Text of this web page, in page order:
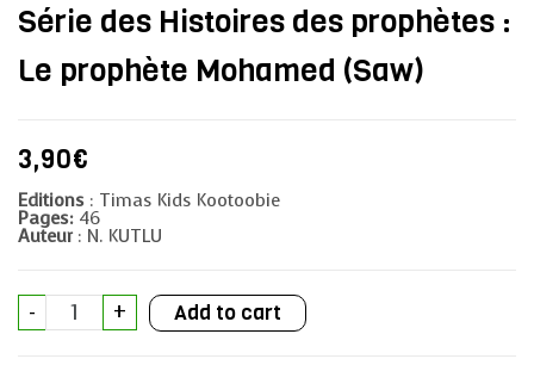
Série des Histoires des prophètes :
Le prophète Mohamed (Saw)
3,90€
Editions : Timas Kids Kootoobie
Pages: 46
Auteur : N. KUTLU
- Série
Histoires
+ Add to cart